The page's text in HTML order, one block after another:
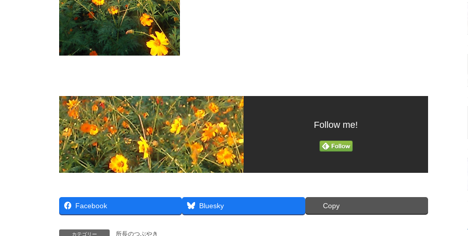
Follow me!
Facebook Bluesky Copy
カテゴリー 所長のつぶやき